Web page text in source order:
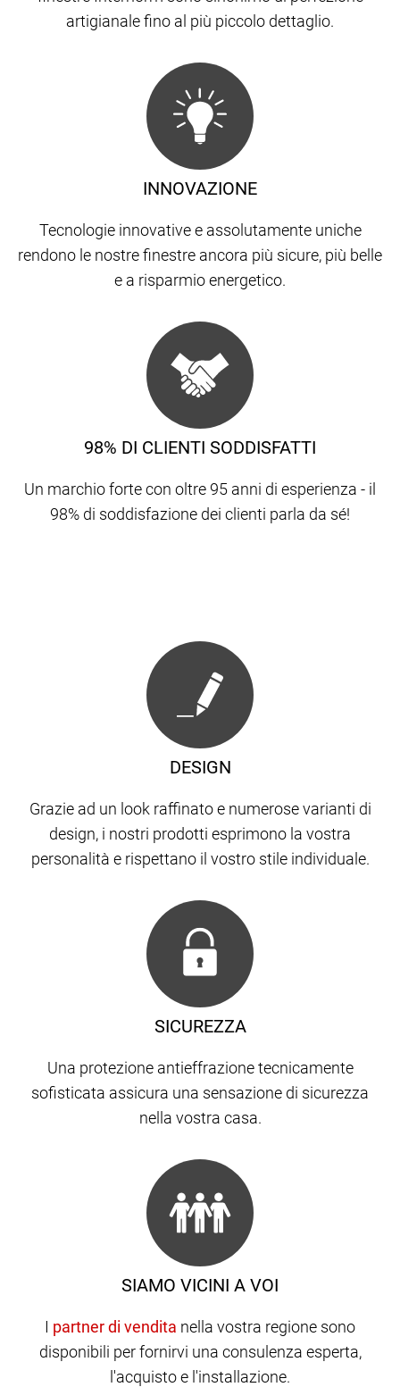
artigianale fino al più piccolo dettaglio.
98% DI CLIENTI SODDISFATTI
Un marchio forte con oltre 95 anni di esperienza - il
98% di soddisfazione dei clienti parla da sé!
INNOVAZIONE
Tecnologie innovative e assolutamente uniche
rendono le nostre finestre ancora più sicure, più belle
e a risparmio energetico.
DESIGN
Grazie ad un look raffinato e numerose varianti di
design, i nostri prodotti esprimono la vostra
personalità e rispettano il vostro stile individuale.
SIAMO VICINI A VOI
I
nella vostra regione sono
disponibili per fornirvi una consulenza esperta,
l'acquisto e l'installazione.
SICUREZZA
Una protezione antieffrazione tecnicamente
sofisticata assicura una sensazione di sicurezza
nella vostra casa.